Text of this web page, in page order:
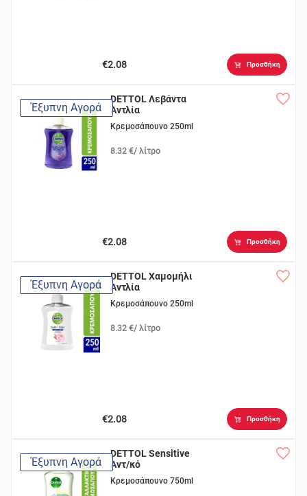
€2.08 Προσθήκη
Έξυπνη Αγορά
DETTOL Λεβάντα
Αντλία
Κρεμοσάπουνο 250ml
8.32 €/ λίτρο
€2.08 Προσθήκη
Έξυπνη Αγορά
DETTOL Χαμομήλι
Αντλία
Κρεμοσάπουνο 250ml
8.32 €/ λίτρο
€2.08 Προσθήκη
Έξυπνη Αγορά
DETTOL Sensitive
Αντ/κό
Κρεμοσάπουνο 750ml